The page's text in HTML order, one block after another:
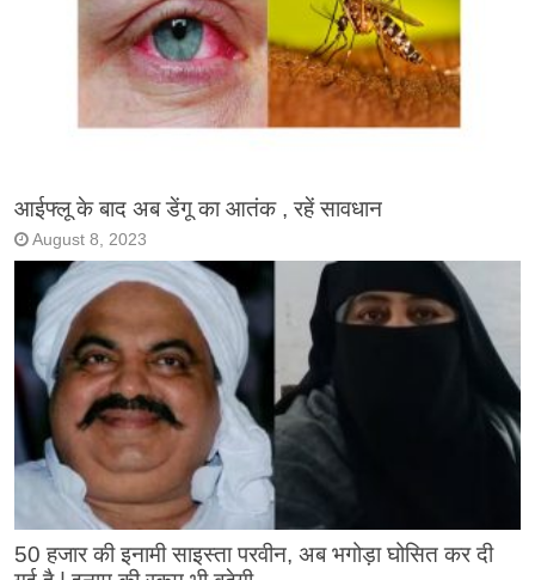
आईफ्लू के बाद अब डेंगू का आतंक , रहें सावधान
August 8, 2023
50 हजार की इनामी साइस्ता परवीन, अब भगोड़ा घोसित कर दी